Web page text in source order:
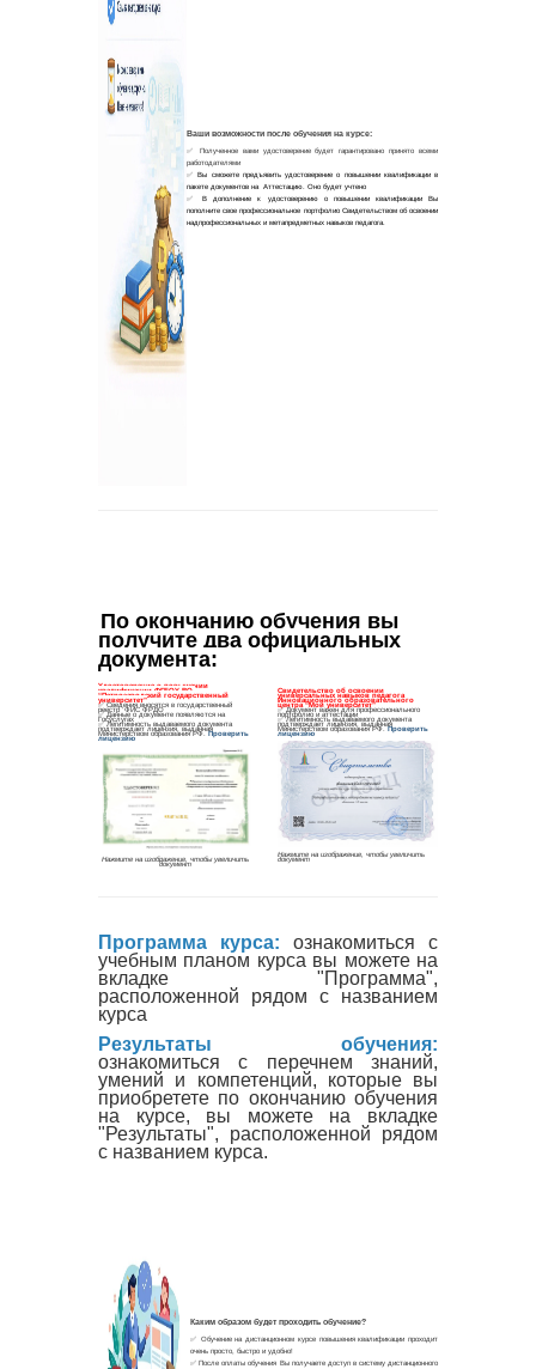
По окончанию обучения вы
получите два официальных
документа:
Программа курса: ознакомиться с
учебным планом курса вы можете на
вкладке "Программа",
расположенной рядом с названием
курса
Результаты обучения:
ознакомиться с перечнем знаний,
умений и компетенций, которые вы
приобретете по окончанию обучения
на курсе, вы можете на вкладке
"Результаты", расположенной рядом
с названием курса.